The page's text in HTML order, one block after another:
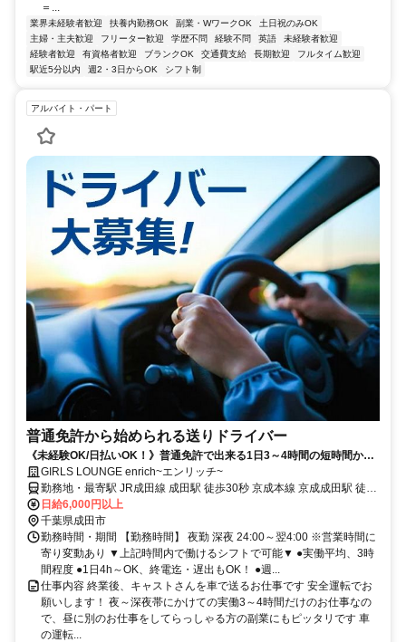
＝...
業界未経験者歓迎 扶養内勤務OK 副業・WワークOK
土日祝のみOK
主婦・主夫歓迎
フリーター歓迎 学歴不問 経験不問 英語
未経験者歓迎
経験者歓迎
有資格者歓迎 ブランクOK 交通費支給 長期歓迎
フルタイム歓迎
駅近5分以内
週2・3日からOK シフト制
アルバイト・パート
普通免許から始められる送りドライバー
《未経験OK/日払いOK！》普通免許で出来る1日3～4時間の短時間から
の副業バイト(Wワーク)
GIRLS LOUNGE enrich~エンリッチ~
勤務地・最寄駅 JR成田線 成田駅 徒歩30秒 京成本線 京成成田駅 徒歩
5分
日給6,000円以上
千葉県成田市
勤務時間・期間 【勤務時間】 夜勤 深夜 24:00～翌4:00 ※営業時間に
寄り変動あり ▼上記時間内で働けるシフトで可能▼ ●実働平均、3時
間程度 ●1日4h～OK、終電迄・遅出もOK！ ●週...
仕事内容 終業後、キャストさんを車で送るお仕事です 安全運転でお
願いします！ 夜～深夜帯にかけての実働3～4時間だけのお仕事なの
で、昼に別のお仕事をしてらっしゃる方の副業にもピッタリです 車
の運転...